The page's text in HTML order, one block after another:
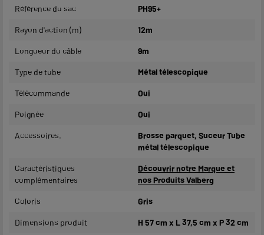
Référence du sac PH95+
Rayon d'action (m) 12m
Longueur du câble 9m
Type de tube Métal télescopique
Télécommande Oui
Poignée Oui
Accessoires.
Brosse parquet, Suceur Tube
métal télescopique
Caractéristiques
complémentaires
Découvrir notre Marque et
nos Produits Valberg
Coloris Gris
Dimensions produit H 57 cm x L 37,5 cm x P 32 cm